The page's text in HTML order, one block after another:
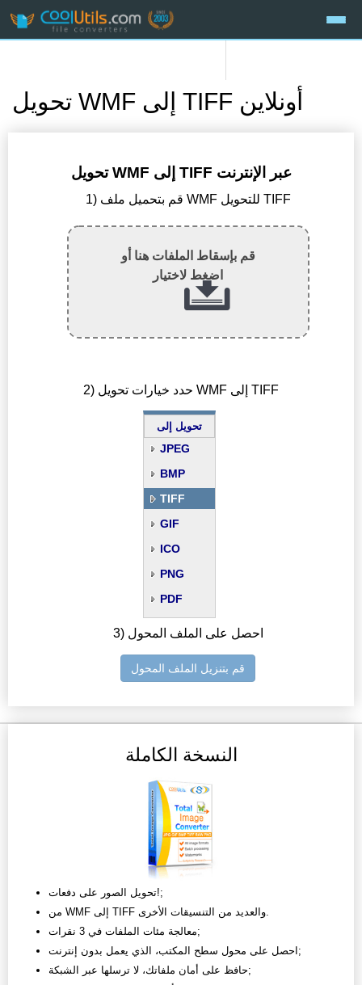
تحويل WMF إلى TIFF أونلاين
تحويل WMF إلى TIFF عبر الإنترنت
1) قم بتحميل ملف WMF للتحويل TIFF
قم بإسقاط الملفات هنا أو
اضغط لاختيار
2) حدد خيارات تحويل WMF إلى TIFF
تحويل إلى
JPEG
BMP
TIFF
GIF
ICO
PNG
PDF
3) احصل على الملف المحول
قم بتنزيل الملف المحول
النسخة الكاملة
تحويل الصور على دفعات!;
من WMF إلى TIFF والعديد من التنسيقات الأخرى.
معالجة مئات الملفات في 3 نقرات;
احصل على محول سطح المكتب، الذي يعمل بدون إنترنت;
حافظ على أمان ملفاتك، لا ترسلها عبر الشبكة;